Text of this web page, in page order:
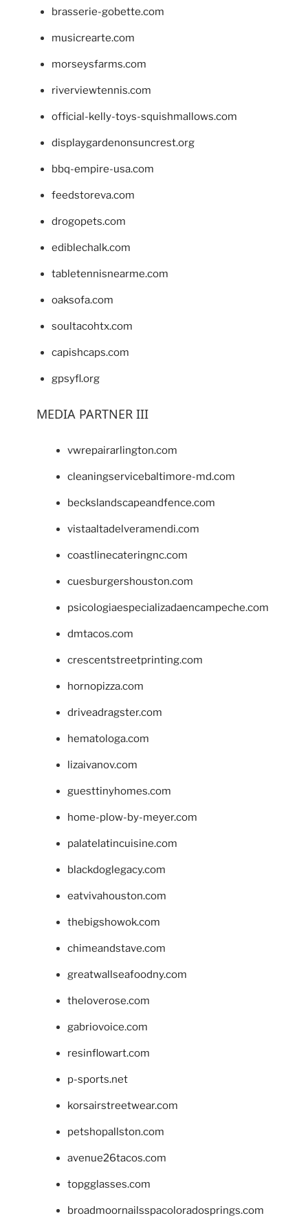
brasserie-gobette.com
musicrearte.com
morseysfarms.com
riverviewtennis.com
official-kelly-toys-squishmallows.com
displaygardenonsuncrest.org
bbq-empire-usa.com
feedstoreva.com
drogopets.com
ediblechalk.com
tabletennisnearme.com
oaksofa.com
soultacohtx.com
capishcaps.com
gpsyfl.org
MEDIA PARTNER III
vwrepairarlington.com
cleaningservicebaltimore-md.com
beckslandscapeandfence.com
vistaaltadelveramendi.com
coastlinecateringnc.com
cuesburgershouston.com
psicologiaespecializadaencampeche.com
dmtacos.com
crescentstreetprinting.com
hornopizza.com
driveadragster.com
hematologa.com
lizaivanov.com
guesttinyhomes.com
home-plow-by-meyer.com
palatelatincuisine.com
blackdoglegacy.com
eatvivahouston.com
thebigshowok.com
chimeandstave.com
greatwallseafoodny.com
theloverose.com
gabriovoice.com
resinflowart.com
p-sports.net
korsairstreetwear.com
petshopallston.com
avenue26tacos.com
topgglasses.com
broadmoornailsspacoloradosprings.com